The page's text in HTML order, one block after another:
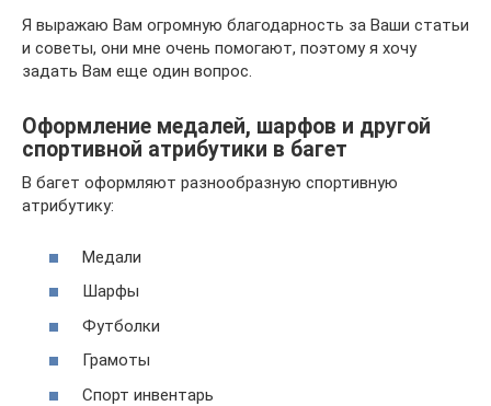
Я выражаю Вам огромную благодарность за Ваши статьи
и советы, они мне очень помогают, поэтому я хочу
задать Вам еще один вопрос.
Оформление медалей, шарфов и другой
спортивной атрибутики в багет
В багет оформляют разнообразную спортивную
атрибутику:
Медали
Шарфы
Футболки
Грамоты
Спорт инвентарь